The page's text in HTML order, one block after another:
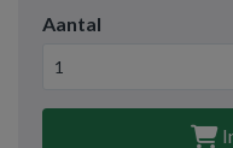
Aantal